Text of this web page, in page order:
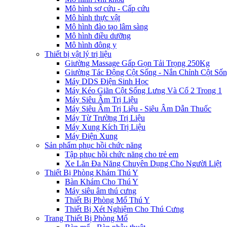
Mô hình sơ cứu - Cấp cứu
Mô hình thực vật
Mô hình đào tạo lâm sàng
Mô hình điều dưỡng
Mô hình đông y
Thiết bị vật lý trị liệu
Giường Massage Gấp Gọn Tải Trọng 250Kg
Giường Tác Động Cột Sống - Nắn Chỉnh Cột
Máy DDS Điện Sinh Học
Máy Kéo Giãn Cột Sống Lưng Và Cổ 2 Trong 1
Máy Siêu Âm Trị Liệu
Máy Siêu Âm Trị Liệu - Siêu Âm Dẫn Thuốc
Máy Từ Trường Trị Liệu
Máy Xung Kích Trị Liệu
Máy Điện Xung
Sản phẩm phục hồi chức năng
Tập phục hồi chức năng cho trẻ em
Xe Lăn Đa Năng Chuyên Dụng Cho Người Liệt
Thiết Bị Phòng Khám Thú Y
Bàn Khám Cho Thú Y
Máy siêu âm thú cưng
Thiết Bị Phòng Mổ Thú Y
Thiết Bị Xét Nghiệm Cho Thú Cưng
Trang Thiết Bị Phòng Mổ